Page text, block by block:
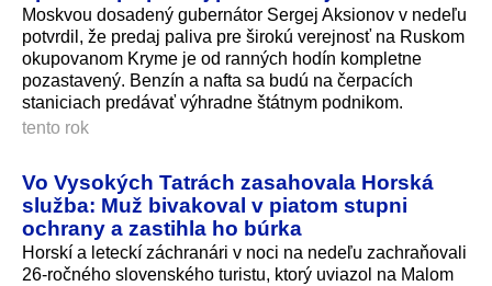
Moskvou dosadený gubernátor Sergej Aksionov v nedeľu
potvrdil, že predaj paliva pre širokú verejnosť na Ruskom
okupovanom Kryme je od ranných hodín kompletne
pozastavený. Benzín a nafta sa budú na čerpacích
staniciach predávať výhradne štátnym podnikom.
tento rok
Vo Vysokých Tatrách zasahovala Horská
služba: Muž bivakoval v piatom stupni
ochrany a zastihla ho búrka
Horskí a leteckí záchranári v noci na nedeľu zachraňovali
26-ročného slovenského turistu, ktorý uviazol na Malom